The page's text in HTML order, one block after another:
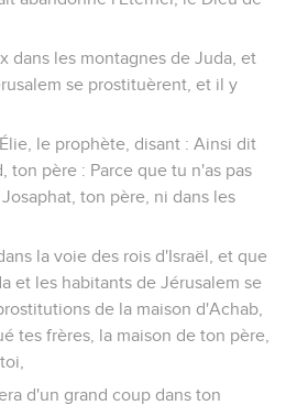
dans les montagnes de Juda, et
se prostituèrent, et il y
le prophète, disant : Ainsi dit
ton père : Parce que tu n'as pas
ton père, ni dans les
la voie des rois d'Israël, et que
et les habitants de Jérusalem se
de la maison d'Achab,
tes frères, la maison de ton père,
d'un grand coup dans ton